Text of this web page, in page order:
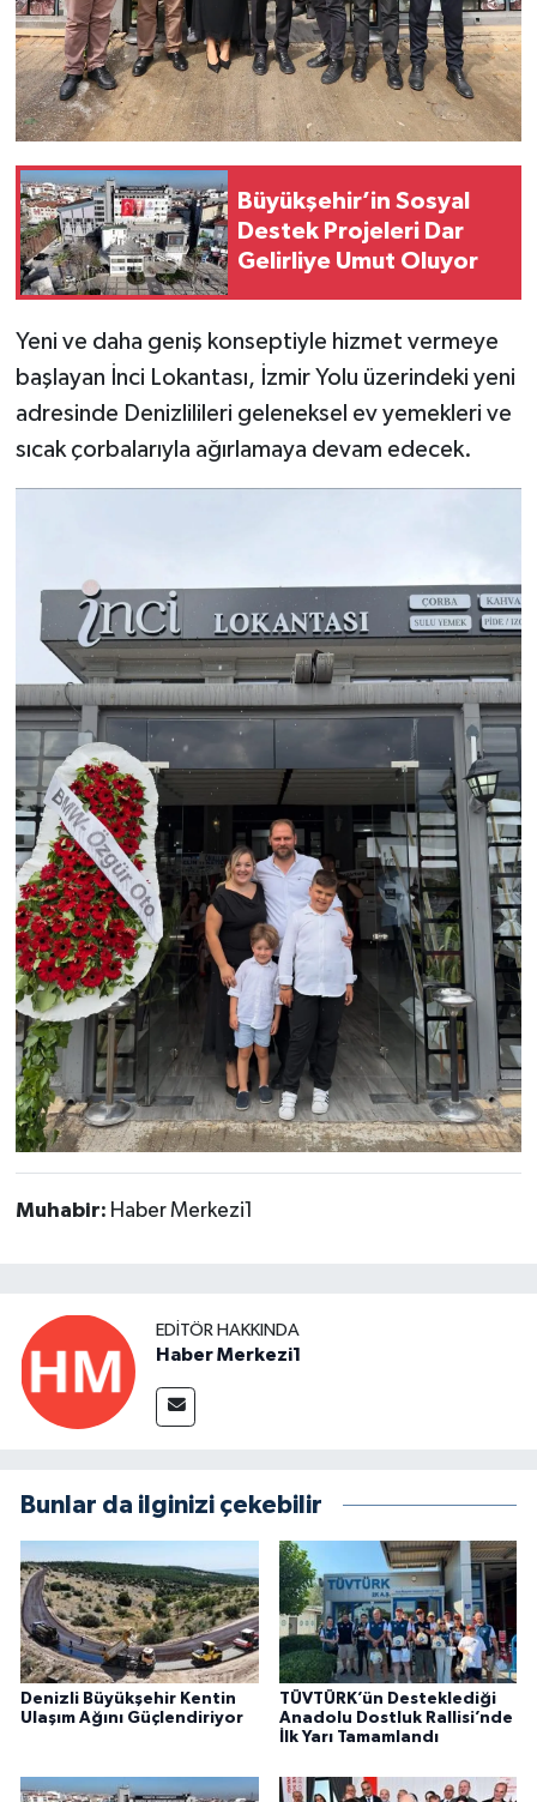
Büyükşehir’in Sosyal
Destek Projeleri Dar
Gelirliye Umut Oluyor
Yeni ve daha geniş konseptiyle hizmet vermeye
başlayan İnci Lokantası, İzmir Yolu üzerindeki yeni
adresinde Denizlilileri geleneksel ev yemekleri ve
sıcak çorbalarıyla ağırlamaya devam edecek.
Muhabir: Haber Merkezi1
EDITÖR HAKKINDA
Haber Merkezi1
Bunlar da ilginizi çekebilir
Denizli Büyükşehir Kentin
Ulaşım Ağını Güçlendiriyor
TÜVTÜRK’ün Desteklediği
Anadolu Dostluk Rallisi’nde
İlk Yarı Tamamlandı